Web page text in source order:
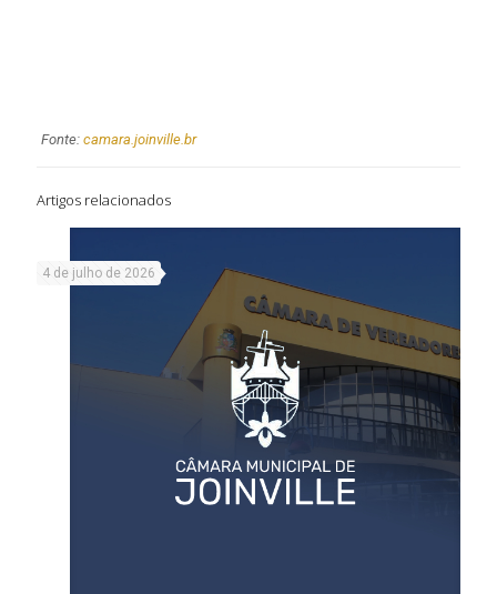
Fonte: camara.joinville.br
Artigos relacionados
4 de julho de 2026